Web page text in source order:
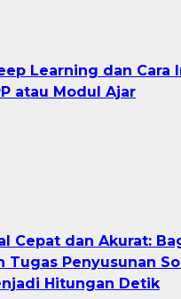
Learning dan Cara
atau Modul Ajar
Cepat dan Akurat:
Tugas Penyusunan
Hitungan Detik